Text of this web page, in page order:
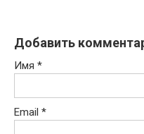
Добавить
Имя *
Email *